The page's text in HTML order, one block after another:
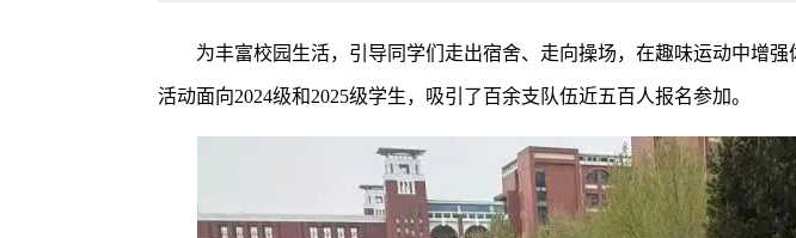
为丰富校园生活，引导同学们走出宿舍、走向操场，在趣味运动中增
活动面向2024级和2025级学生，吸引了百余支队伍近五百人报名参加。